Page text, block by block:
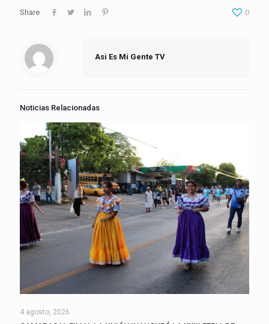
Share 0
Asi Es Mi Gente TV
Noticias Relacionadas
4 agosto, 2026